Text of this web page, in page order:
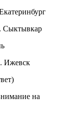
на